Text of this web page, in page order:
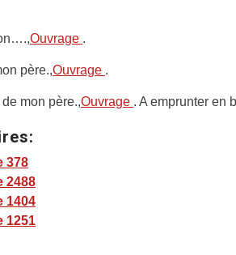
Ouvrage .
père.,Ouvrage .
mon père.,Ouvrage . A emprunter en
378
2488
1404
1251